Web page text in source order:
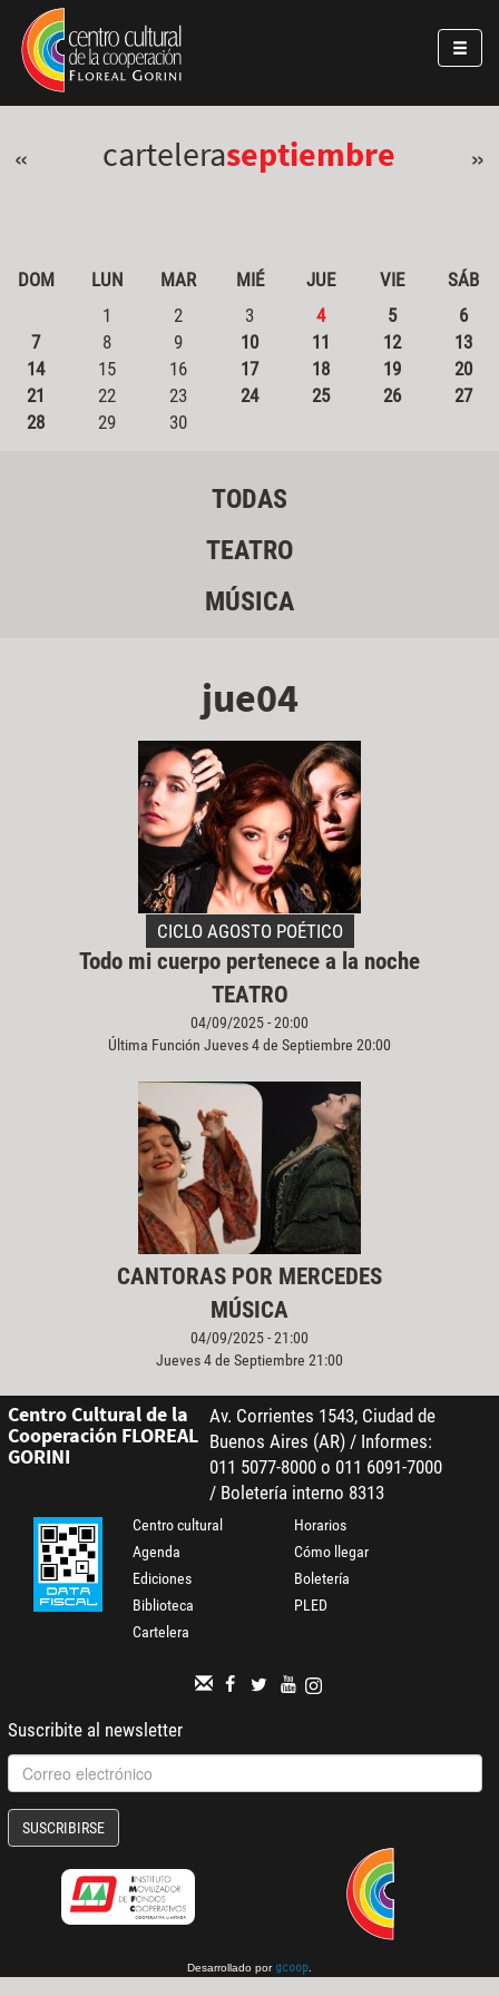
Pasar al contenido principal
Jump to main content
« carteleraseptiembre »
DOM LUN MAR MIÉ JUE VIE
SÁB
1
2 3 4 5
6
7
8 9 10 11 12
13
14
15 16 17 18 19
20
21
22 23 24 25 26
27
28
29 30
TODAS
TEATRO
MÚSICA
jue04
CICLO AGOSTO POÉTICO
Todo mi cuerpo pertenece a la noche
TEATRO
04/09/2025 - 20:00
Última Función Jueves 4 de Septiembre 20:00
CANTORAS POR MERCEDES
MÚSICA
04/09/2025 - 21:00
Jueves 4 de Septiembre 21:00
Centro Cultural de la
Cooperación FLOREAL
GORINI
Av. Corrientes 1543, Ciudad de
Buenos Aires (AR) / Informes:
011 5077-8000 o 011 6091-7000
/ Boletería interno 8313
Centro cultural
Agenda
Ediciones
Biblioteca
Cartelera
Horarios
Cómo llegar
Boletería
PLED
Suscribite al newsletter
SUSCRIBIRSE
Desarrollado por gcoop